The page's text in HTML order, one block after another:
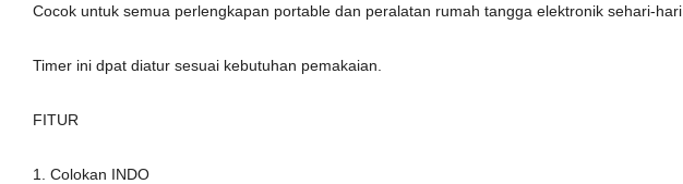
Cocok untuk semua perlengkapan portable dan peralatan rumah tangga elektronik sehari-hari
Timer ini dpat diatur sesuai kebutuhan pemakaian.
FITUR
1. Colokan INDO